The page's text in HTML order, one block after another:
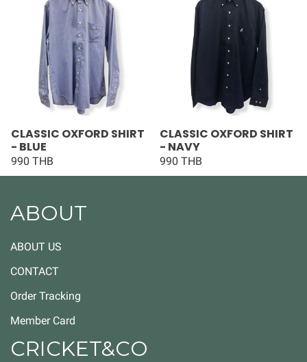
CLASSIC OXFORD SHIRT
- BLUE
990 THB
CLASSIC OXFORD SHIRT
- NAVY
990 THB
ABOUT
ABOUT US
CONTACT
Order Tracking
Member Card
CRICKET&CO